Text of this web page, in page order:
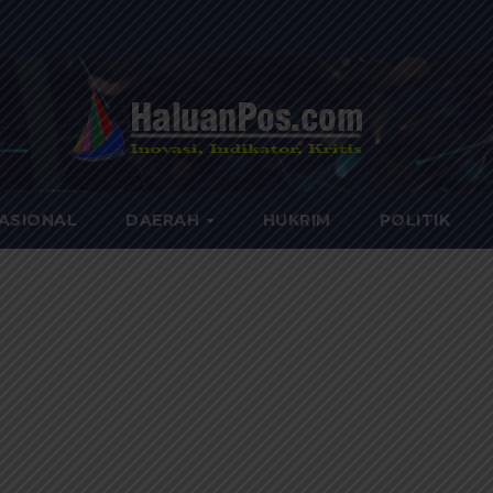
DAERAH HUKRIM POLITIK